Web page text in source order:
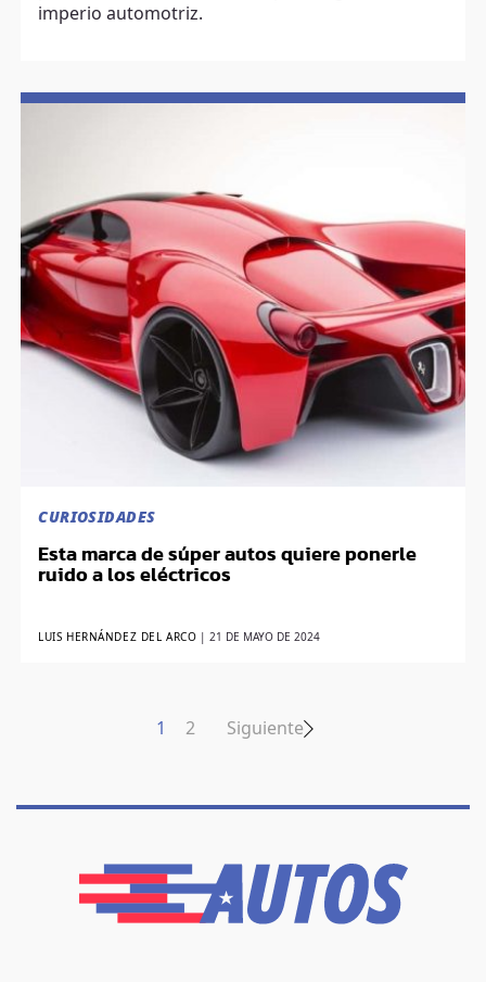
imperio automotriz.
CURIOSIDADES
Esta marca de súper autos quiere ponerle
ruido a los eléctricos
LUIS HERNÁNDEZ DEL ARCO |21 DE MAYO DE 2024
1 2 Siguiente